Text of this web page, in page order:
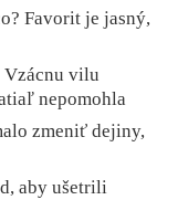
Favorit je jasný,
Vzácnu vilu
nepomohla
zmeniť dejiny,
aby ušetrili